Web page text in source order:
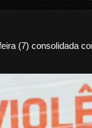
(7) consolidada